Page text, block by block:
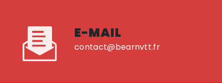
E-MAIL
contact@bearnvtt.fr